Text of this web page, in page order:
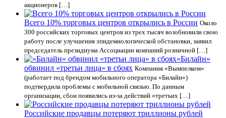
акционеров […]
Всего 10% торговых центров открылись в России Около
300 российских торговых центров из трех тысяч возобновили свою
работу после улучшения эпидемиологической обстановки, заявил
председатель президиума Ассоциации компаний розничной […]
«Билайн»
обвинил «третьи лица» в сбоях Компания «Вымпелком»
(работает под брендом мобильного оператора «Билайн»)
подтвердила проблемы с мобильной связью. По данным
организации, сбои появились из-за действий «третьих […]
Российские продавцы потеряют триллионы рублей